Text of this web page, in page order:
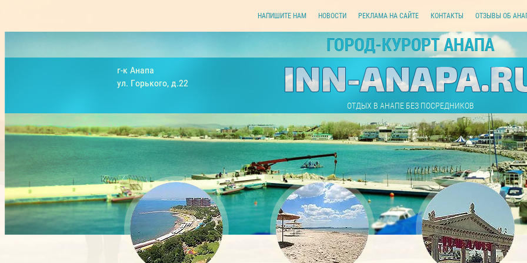
НАПИШИТЕ НАМ НОВОСТИ РЕКЛАМА НА САЙТЕ КОНТАКТЫ ОТЗЫВЫ ОБ
г-к Анапа
ул. Горького, д.22
ОТДЫХ В АНАПЕ БЕЗ ПОСРЕДНИКОВ